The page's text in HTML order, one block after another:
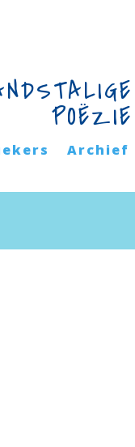
POËZIE
Archief